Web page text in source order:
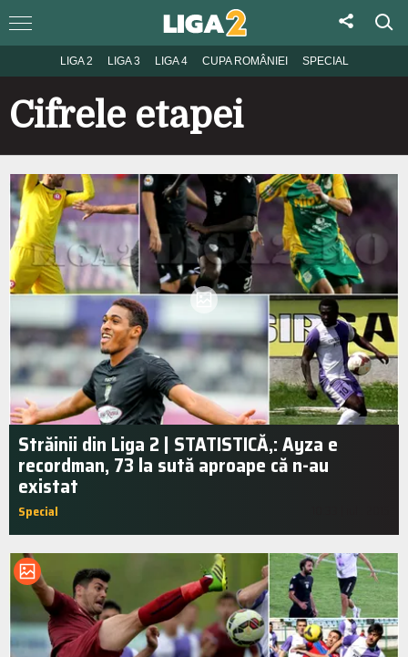
LIGA 2 LIGA 3 LIGA 4 CUPA ROMÂNIEI SPECIAL
Cifrele etapei
Străinii din Liga 2 | STATISTICĂ‚: Ayza e
recordman, 73 la sută aproape că n-au
existat
Special